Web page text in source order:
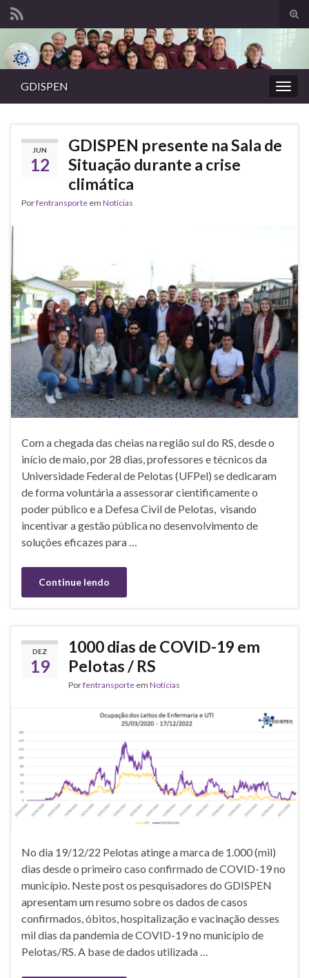
de
Search for:
GDISPEN
JUN
12
GDISPEN presente na Sala de
Situação durante a crise
climática
Porfentransporte em Notícias
Com a chegada das cheias na região sul do RS, desde o
início de maio, por 28 dias, professores e técnicos da
Universidade Federal de Pelotas (UFPel) se dedicaram
de forma voluntária a assessorar cientificamente o
poder público e a Defesa Civil de Pelotas, visando
incentivar a gestão pública no desenvolvimento de
soluções eficazes para …
Continue lendo
DEZ
19
1000 dias de COVID-19 em
Pelotas / RS
Porfentransporte em Notícias
No dia 19/12/22 Pelotas atinge a marca de 1.000 (mil)
dias desde o primeiro caso confirmado de COVID-19 no
município. Neste post os pesquisadores do GDISPEN
apresentam um resumo sobre os dados de casos
confirmados, óbitos, hospitalização e vacinação desses
mil dias da pandemia de COVID-19 no município de
Pelotas/RS. A base de dados utilizada …